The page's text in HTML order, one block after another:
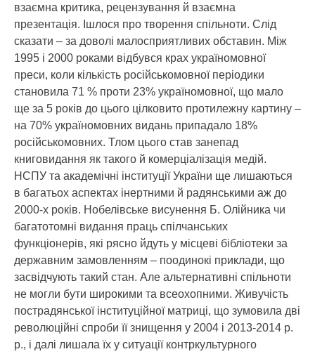
взаємна критика, рецензування й взаємна
презентація. Ішлося про творення спільноти. Слід
сказати – за доволі малосприятливих обставин. Між
1995 і 2000 роками відбувся крах україномовної
преси, коли кількість російськомовної періодики
становила 71 % проти 23% україномовної, що мало
ще за 5 років до цього цілковито протилежну картину –
на 70% україномовних видань припадало 18%
російськомовних. Тлом цього став занепад
книговидання як такого й комерціалізація медій.
НСПУ та академічні інституції України ще лишаються
в багатьох аспектах інертними й радянськими аж до
2000-х років. Нобелівське висунення Б. Олійника чи
багатотомні видання праць спілчанських
функціонерів, які рясно йдуть у місцеві бібліотеки за
державним замовленням – поодинокі приклади, що
засвідчують такий стан. Але альтернативні спільноти
не могли бути широкими та всеохопними. Живучість
пострадянської інституційної матриці, що зумовила дві
революційні спроби її знищення у 2004 і 2013-2014 р.
р., і далі лишала їх у ситуації контркультурного